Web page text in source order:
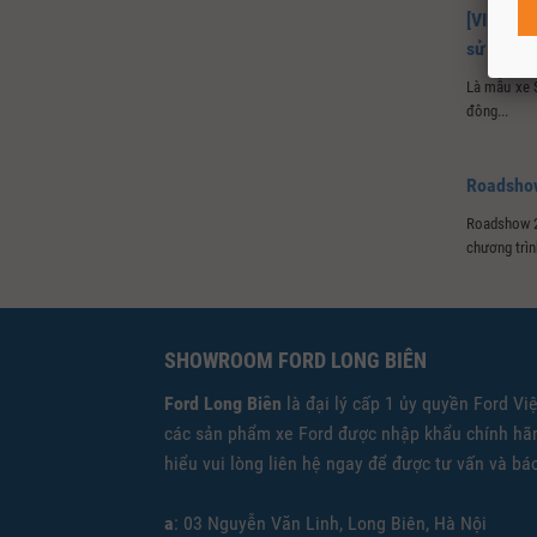
[VIDEO]
sử dụng
Là mẫu xe
đông...
Roadshow
chương
SHOWROOM FORD LONG BIÊN
Ford Long Biên là đại lý cấp 1 ủy quyền Ford
các sản phẩm xe Ford được nhập khẩu chính
hiểu vui lòng liên hệ ngay để được tư vấn và
a: 03 Nguyễn Văn Linh, Long Biên, Hà Nội